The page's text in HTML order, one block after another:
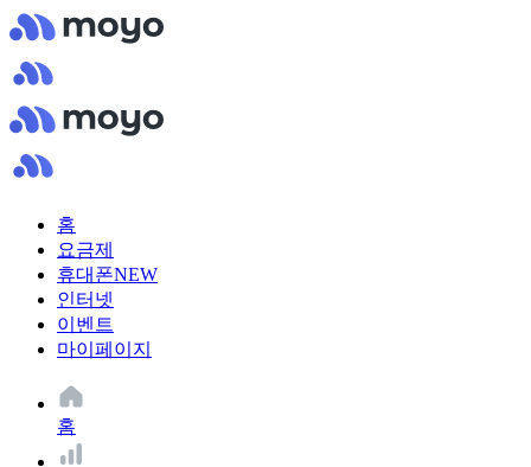
홈
요금제
휴대폰NEW
인터넷
이벤트
마이페이지
홈